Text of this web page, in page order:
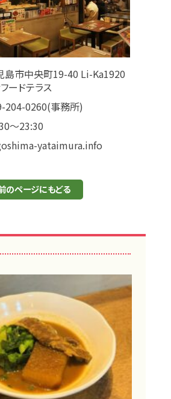
島市中央町19-40 Li-Ka1920
ードテラス
204-0260(事務所)
～23:30
yataimura.info
のページにもどる